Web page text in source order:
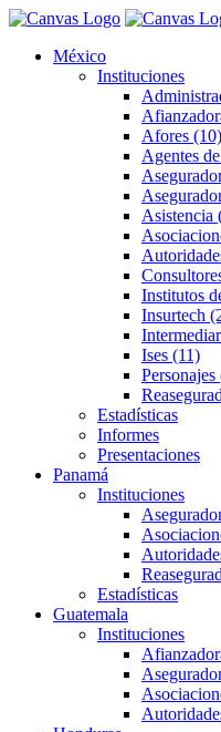
México
Instituciones
Afores (10)
Agentes
Asistencia
Institutos
Insurtech
Ises (11)
Personajes
Estadísticas
Informes
Presentaciones
Panamá
Instituciones
Estadísticas
Guatemala
Instituciones